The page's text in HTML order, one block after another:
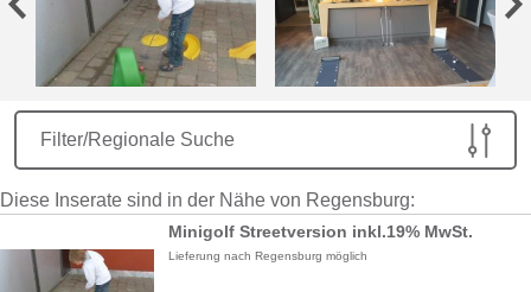
Filter/Regionale Suche
Diese Inserate sind in der Nähe von Regensburg:
Minigolf Streetversion inkl.19% MwSt.
Lieferung nach Regensburg möglich